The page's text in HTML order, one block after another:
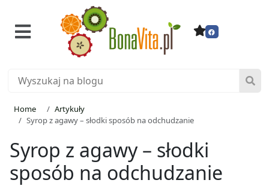
Home
Artykuły
Syrop z agawy – słodki sposób na odchudzanie
Syrop z agawy – słodki
sposób na odchudzanie